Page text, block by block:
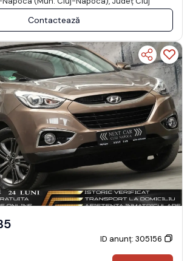
Contactează
ID anunț: 305156